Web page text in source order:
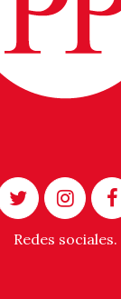
Redes sociales.